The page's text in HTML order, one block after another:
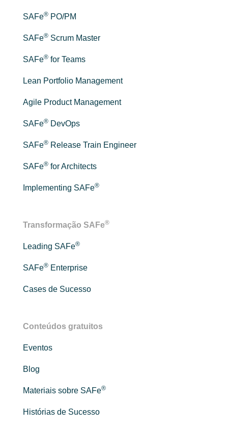
SAFe® PO/PM
SAFe® Scrum Master
SAFe® for Teams
Lean Portfolio Management
Agile Product Management
SAFe® DevOps
SAFe® Release Train Engineer
SAFe® for Architects
Implementing SAFe®
Transformação SAFe®
Leading SAFe®
SAFe® Enterprise
Cases de Sucesso
Conteúdos gratuitos
Eventos
Blog
Materiais sobre SAFe®
Histórias de Sucesso